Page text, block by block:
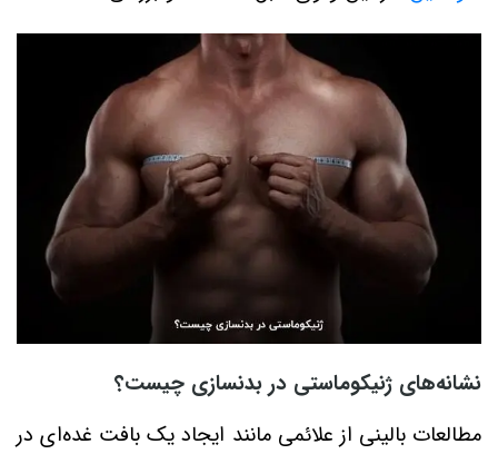
نشانه‌های ژنیکوماستی در بدنسازی چیست؟
مطالعات بالینی از علائمی مانند ایجاد یک بافت غده‌ای در